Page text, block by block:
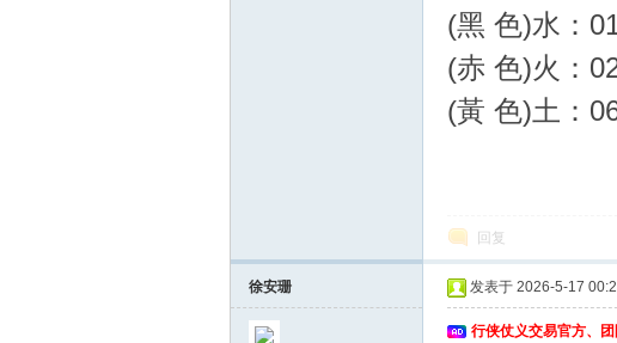
(黑 色)水：
(赤 色)火：
(黃 色)土：
回复
徐安珊 发表于 2026-5-17
行侠仗义交易官方、